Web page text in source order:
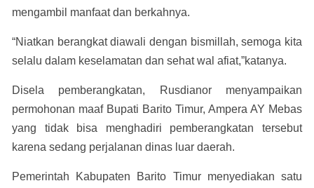
mengambil manfaat dan berkahnya.
“Niatkan berangkat diawali dengan bismillah, semoga kita
selalu dalam keselamatan dan sehat wal afiat,”katanya.
Disela pemberangkatan, Rusdianor menyampaikan
permohonan maaf Bupati Barito Timur, Ampera AY Mebas
yang tidak bisa menghadiri pemberangkatan tersebut
karena sedang perjalanan dinas luar daerah.
Pemerintah Kabupaten Barito Timur menyediakan satu